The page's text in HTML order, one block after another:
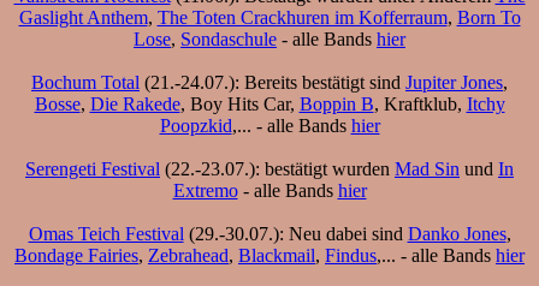
Gaslight Anthem, The Toten Crackhuren im Kofferraum, Born To
Lose, Sondaschule - alle Bands hier
Bochum Total (21.-24.07.): Bereits bestätigt sind Jupiter Jones,
Bosse, Die Rakede, Boy Hits Car, Boppin B, Kraftklub, Itchy
Poopzkid,... - alle Bands hier
Serengeti Festival (22.-23.07.): bestätigt wurden Mad Sin und In
Extremo- alle Bands hier
Omas Teich Festival (29.-30.07.): Neu dabei sind Danko Jones,
Bondage Fairies, Zebrahead, Blackmail, Findus,... - alle Bands hier